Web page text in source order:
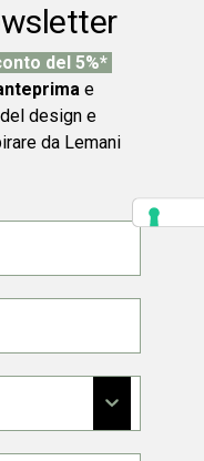
del 5%*
e
design e
da Lemani